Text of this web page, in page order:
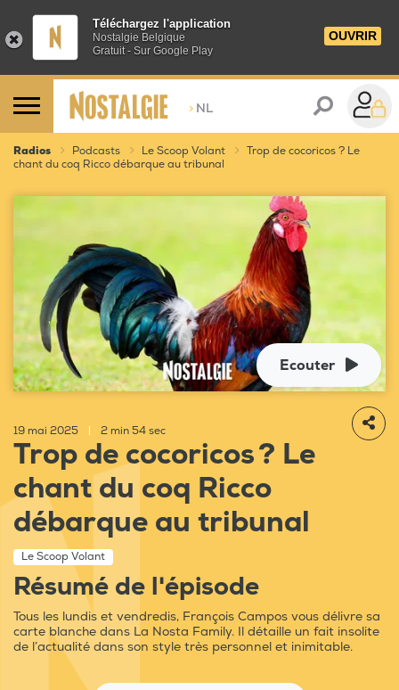
Téléchargez l'application
Nostalgie Belgique
Gratuit - Sur Google Play
OUVRIR
> NL
Radios Podcasts Le Scoop Volant
Trop de cocoricos ? Le
chant du coq Ricco débarque au tribunal
Ecouter
19 mai 2025 2 min 54 sec
Trop de cocoricos ? Le
chant du coq Ricco
débarque au tribunal
Le Scoop Volant
Résumé de l'épisode
Tous les lundis et vendredis, François Campos vous délivre sa
carte blanche dans La Nosta Family. Il détaille un fait insolite
de l’actualité dans son style très personnel et inimitable.